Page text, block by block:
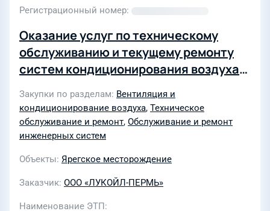
Регистрационный номер
Оказание услуг по техническому
обслуживанию и текущему ремонту
систем кондиционирования воздуха
"ЛУКОЙЛ-ПЕРМЬ" в 2026-2028 годах
Закупки по разделам Вентиляция и
кондиционирование воздуха, Техническое
обслуживание и ремонт, Обслуживание и ремонт
инженерных систем
Объекты Ярегское месторождение
Заказчик ООО «ЛУКОЙЛ-ПЕРМЬ»
Наименование ЭТП